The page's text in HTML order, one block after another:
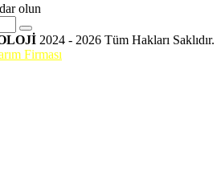
olun
2024 - 2026 Tüm Hakları Saklıdır.